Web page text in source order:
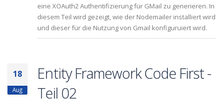
eine XOAuth2 Authentifizierung für GMail zu generieren. In
diesem Teil wird gezeigt, wie der Nodemailer installiert wird
und dieser für die Nutzung von Gmail konfiguruiert wird.
18
Aug
Entity Framework Code First -
Teil 02